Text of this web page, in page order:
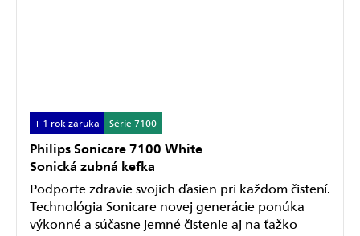
+ 1 rok záruka Série 7100
Philips Sonicare 7100 White
Sonická zubná kefka
Podporte zdravie svojich ďasien pri každom čistení.
Technológia Sonicare novej generácie ponúka
výkonné a súčasne jemné čistenie aj na ťažko